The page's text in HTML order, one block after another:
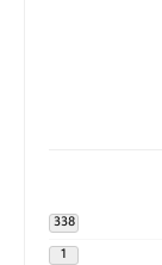
338
1